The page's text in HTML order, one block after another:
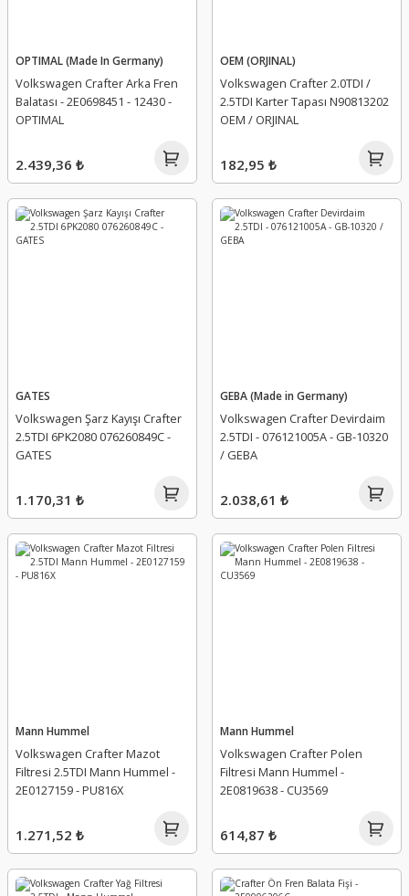
OPTIMAL (Made In Germany)
Volkswagen Crafter Arka Fren
Balatası - 2E0698451 - 12430 -
OPTIMAL
2.439,36 ₺
OEM (ORJINAL)
Volkswagen Crafter 2.0TDI /
2.5TDI Karter Tapası N90813202
OEM / ORJINAL
182,95 ₺
GATES
Volkswagen Şarz Kayışı Crafter
2.5TDI 6PK2080 076260849C -
GATES
1.170,31 ₺
GEBA (Made in Germany)
Volkswagen Crafter Devirdaim
2.5TDI - 076121005A - GB-10320
/ GEBA
2.038,61 ₺
Mann Hummel
Volkswagen Crafter Mazot
Filtresi 2.5TDI Mann Hummel -
2E0127159 - PU816X
1.271,52 ₺
Mann Hummel
Volkswagen Crafter Polen
Filtresi Mann Hummel -
2E0819638 - CU3569
614,87 ₺